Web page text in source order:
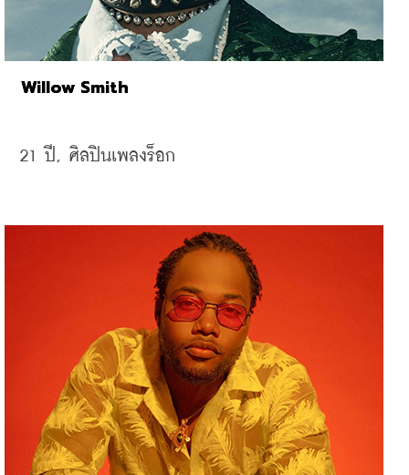
Willow Smith
21 ปี, ศิลปินเพลงร็อก